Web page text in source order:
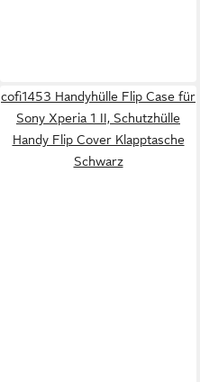
cofi1453 Handyhülle Flip Case für
Sony Xperia 1 II, Schutzhülle
Handy Flip Cover Klapptasche
Schwarz